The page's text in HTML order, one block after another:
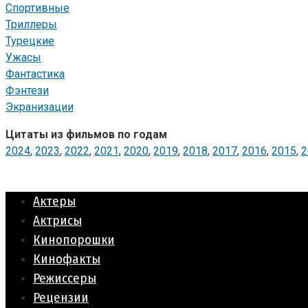
Спортивные
Триллеры
Турецкие
Ужасы
Фантастика
Фэнтези
Экранизации
Цитаты из фильмов по годам
2024, 2023, 2022, 2021, 2020, 2019, 2018, 2017, 2016, 2015,
Актеры
Актрисы
Кинопорошки
Кинофакты
Режиссеры
Рецензии